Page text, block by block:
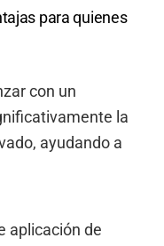
para quienes
con un
la
ayudando a
aplicación de